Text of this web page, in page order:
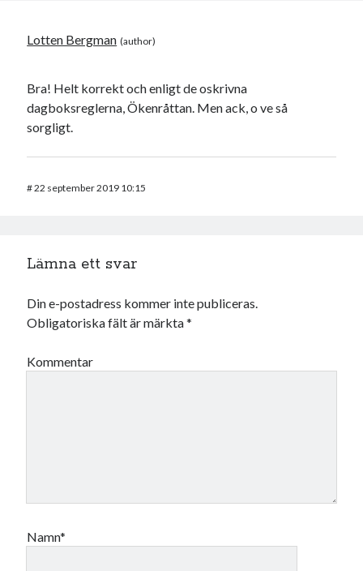
Lotten Bergman
Bra! Helt korrekt och enligt de oskrivna
dagboksreglerna, Ökenråttan. Men ack, o ve så
sorgligt.
#22 september 2019 10:15
Lämna ett svar
Din e-postadress kommer inte publiceras.
Obligatoriska fält är märkta*
Kommentar
Namn*